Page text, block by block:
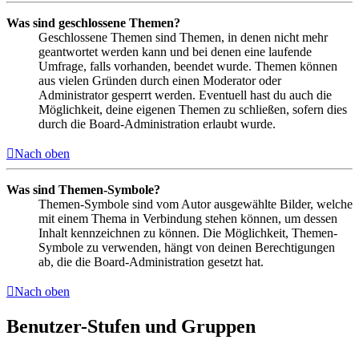
Was sind geschlossene Themen?
Geschlossene Themen sind Themen, in denen nicht mehr
geantwortet werden kann und bei denen eine laufende
Umfrage, falls vorhanden, beendet wurde. Themen können
aus vielen Gründen durch einen Moderator oder
Administrator gesperrt werden. Eventuell hast du auch die
Möglichkeit, deine eigenen Themen zu schließen, sofern dies
durch die Board-Administration erlaubt wurde.
Nach oben
Was sind Themen-Symbole?
Themen-Symbole sind vom Autor ausgewählte Bilder, welche
mit einem Thema in Verbindung stehen können, um dessen
Inhalt kennzeichnen zu können. Die Möglichkeit, Themen-
Symbole zu verwenden, hängt von deinen Berechtigungen
ab, die die Board-Administration gesetzt hat.
Nach oben
Benutzer-Stufen und Gruppen